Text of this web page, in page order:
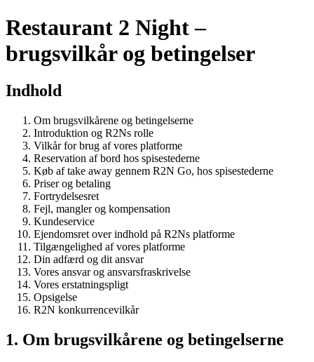
Restaurant 2 Night –
brugsvilkår og betingelser
Indhold
Om brugsvilkårene og betingelserne
Introduktion og R2Ns rolle
Vilkår for brug af vores platforme
Reservation af bord hos spisestederne
Køb af take away gennem R2N Go, hos spisestederne
Priser og betaling
Fortrydelsesret
Fejl, mangler og kompensation
Kundeservice
Ejendomsret over indhold på R2Ns platforme
Tilgængelighed af vores platforme
Din adfærd og dit ansvar
Vores ansvar og ansvarsfraskrivelse
Vores erstatningspligt
Opsigelse
R2N konkurrencevilkår
1. Om brugsvilkårene og betingelserne